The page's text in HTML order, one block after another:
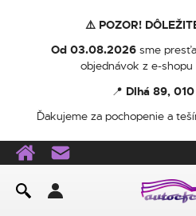
⚠️ POZOR!
Od 03.08.2026 sme
objednávok z e-shopu
📍 Dlhá 89,
Ďakujeme za pochopenie a